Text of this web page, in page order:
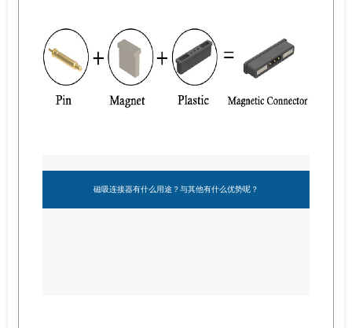
磁吸连接器有什么用途？与其他有什么优势呢？